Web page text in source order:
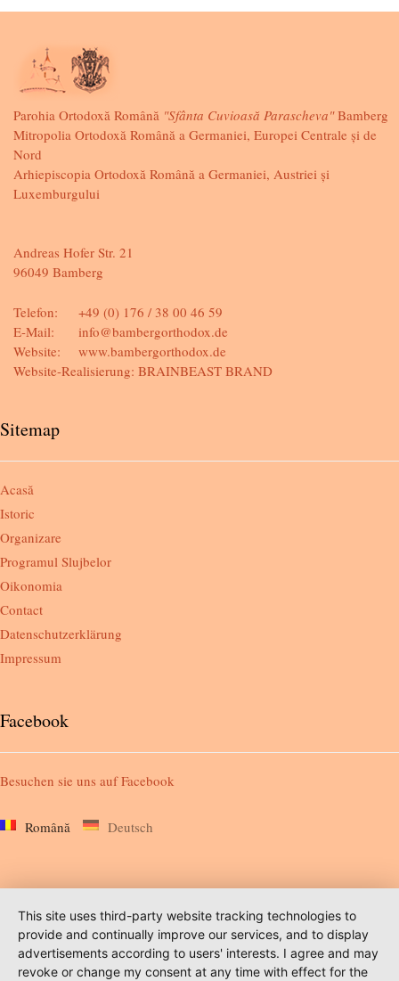
Parohia Ortodoxă Română "Sfânta Cuvioasă Parascheva"Bamberg
Mitropolia Ortodoxă Română a Germaniei, Europei Centrale și de
Nord
Arhiepiscopia Ortodoxă Română a Germaniei, Austriei și
Luxemburgului
Andreas Hofer Str. 21
96049 Bamberg
Telefon:
E-Mail:
Website:
+49 (0) 176 / 38 00 46 59
info@bambergorthodox.de
www.bambergorthodox.de
Website-Realisierung: BRAINBEAST BRAND
Sitemap
Acasă
Istoric
Organizare
Programul Slujbelor
Oikonomia
Contact
Datenschutzerklärung
Impressum
Facebook
Besuchen sie uns aufFacebook
Română Deutsch
This site uses third-party website tracking technologies to
provide and continually improve our services, and to display
advertisements according to users' interests. I agree and may
revoke or change my consent at any time with effect for the